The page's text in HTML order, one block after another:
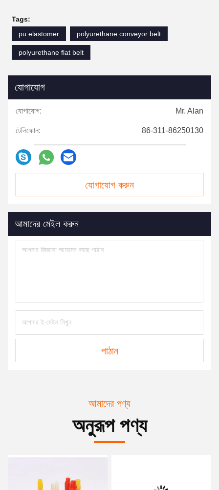
Tags:
pu elastomer
polyurethane conveyor belt
polyurethane flat belt
যোগাযোগ
যোগাযোগ: Mr. Alan
টেলিফোন: 86-311-86250130
যোগাযোগ করুন
আমাদের মেইল ​​করুন
পাঠান
আমাদের পণ্য
অনুরূপ পণ্য